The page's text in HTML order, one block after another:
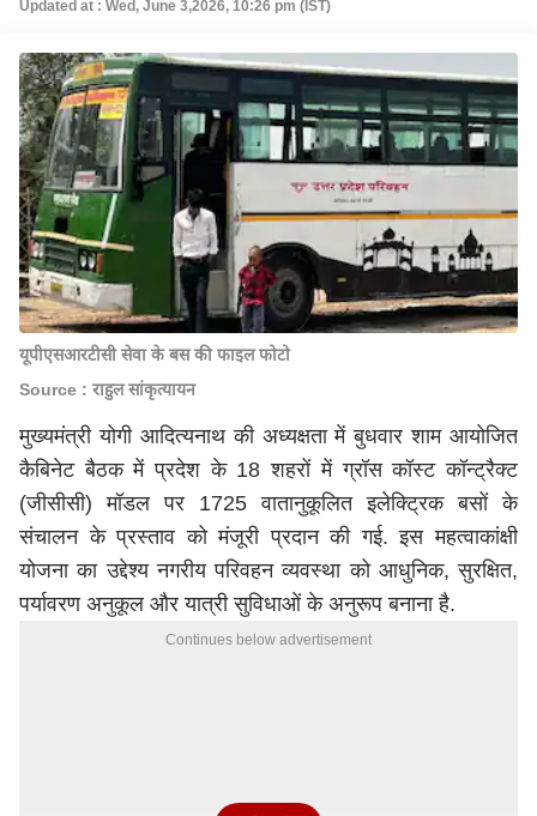
Updated at : Wed, June 3,2026, 10:26 pm (IST)
यूपीएसआरटीसी सेवा के बस की फाइल फोटो
Source : राहुल सांकृत्यायन
मुख्यमंत्रीयोगी आदित्यनाथकी अध्यक्षता में बुधवार शाम आयोजित
कैबिनेट बैठक में प्रदेश के 18 शहरों में ग्रॉस कॉस्ट कॉन्ट्रैक्ट
(जीसीसी) मॉडल पर 1725 वातानुकूलित इलेक्ट्रिक बसों के
संचालन के प्रस्ताव को मंजूरी प्रदान की गई. इस महत्वाकांक्षी
योजना का उद्देश्य नगरीय परिवहन व्यवस्था को आधुनिक, सुरक्षित,
पर्यावरण अनुकूल और यात्री सुविधाओं के अनुरूप बनाना है.
Continues below advertisement